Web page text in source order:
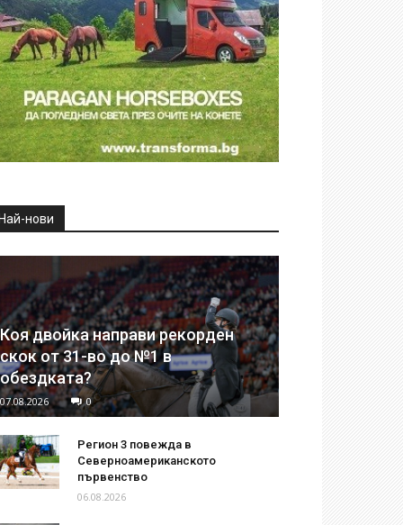
нови
Коя двойка направи рекорден
скок от 31-во до №1 в
обездката?
07.08.2026 0
Регион 3 повежда в
Северноамериканското
първенство
06.08.2026